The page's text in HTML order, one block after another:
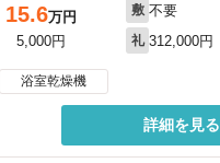
15.6万円
5,000円
敷 不要
礼 312,000円
浴室乾燥機
詳細を見る